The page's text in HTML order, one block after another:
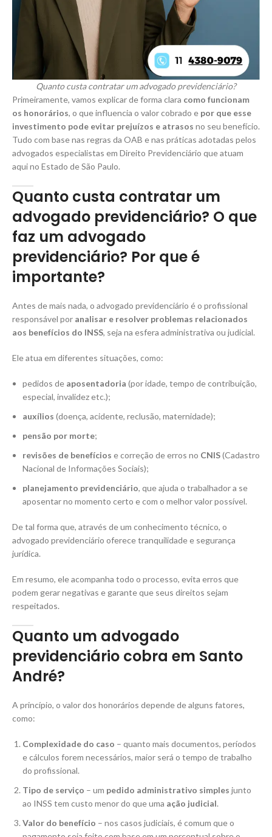
Quanto custa contratar um advogado previdenciário?
Primeiramente, vamos explicar de forma clara como funcionam
os honorários, o que influencia o valor cobrado e por que esse
investimento pode evitar prejuízos e atrasos no seu benefício.
Tudo com base nas regras da OAB e nas práticas adotadas pelos
advogados especialistas em Direito Previdenciário que atuam
aqui no Estado de São Paulo.
Quanto custa contratar um
advogado previdenciário? O que
faz um advogado
previdenciário? Por que é
importante?
Antes de mais nada, o advogado previdenciário é o profissional
responsável por analisar e resolver problemas relacionados
aos benefícios do INSS, seja na esfera administrativa ou judicial.
Ele atua em diferentes situações, como:
pedidos de aposentadoria (por idade, tempo de contribuição,
especial, invalidez etc.);
auxílios (doença, acidente, reclusão, maternidade);
pensão por morte;
revisões de benefícios e correção de erros no CNIS(Cadastro
Nacional de Informações Sociais);
planejamento previdenciário, que ajuda o trabalhador a se
aposentar no momento certo e com o melhor valor possível.
De tal forma que, através de um conhecimento técnico, o
advogado previdenciário oferece tranquilidade e segurança
jurídica.
Em resumo, ele acompanha todo o processo, evita erros que
podem gerar negativas e garante que seus direitos sejam
respeitados.
Quanto um advogado
previdenciário cobra em Santo
André?
A princípio, o valor dos honorários depende de alguns fatores,
como:
Complexidade do caso – quanto mais documentos, períodos
e cálculos forem necessários, maior será o tempo de trabalho
do profissional.
Tipo de serviço – um pedido administrativo simples junto
ao INSS tem custo menor do que uma ação judicial.
Valor do benefício – nos casos judiciais, é comum que o